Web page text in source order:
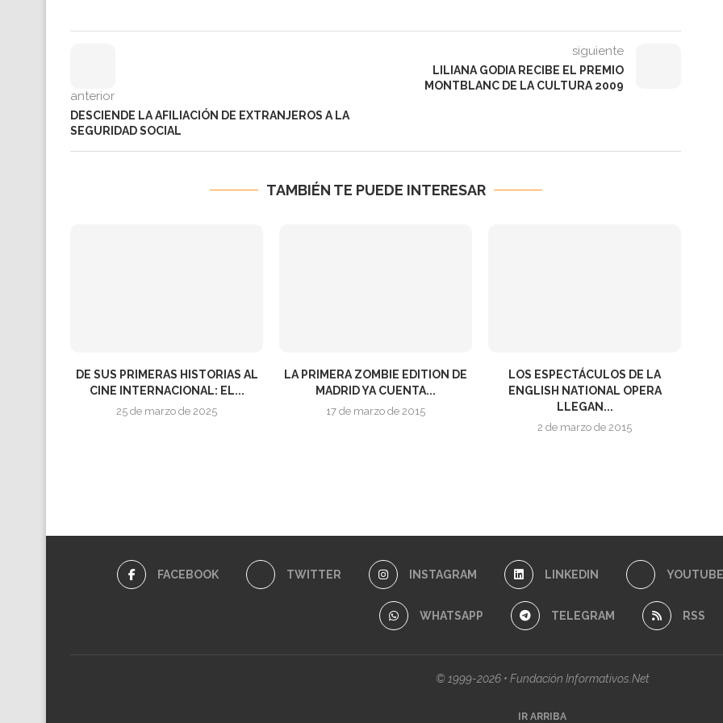
anterior
DESCIENDE LA AFILIACIÓN DE EXTRANJEROS A LA
SEGURIDAD SOCIAL
siguiente
LILIANA GODIA RECIBE EL PREMIO
MONTBLANC DE LA CULTURA 2009
TAMBIÉN TE PUEDE INTERESAR
DE SUS PRIMERAS HISTORIAS AL
CINE INTERNACIONAL: EL...
25 de marzo de 2025
LA PRIMERA ZOMBIE EDITION DE
MADRID YA CUENTA...
17 de marzo de 2015
LOS ESPECTÁCULOS DE LA
ENGLISH NATIONAL OPERA
LLEGAN...
2 de marzo de 2015
FACEBOOK TWITTER INSTAGRAM LINKEDIN YOUTUBE
WHATSAPP TELEGRAM RSS
© 1999-2026 • Fundación Informativos.Net
IR ARRIBA